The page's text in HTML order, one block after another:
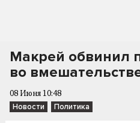
Макрей обвинил
во
08 Июня 10:48
Новости Политика